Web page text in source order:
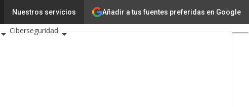
Añadir a tus fuentes preferidas en Google
Nuestros servicios
Ciencia
Ciberseguridad